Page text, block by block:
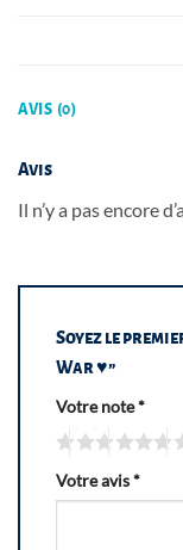
AVIS (0)
Avis
Il n’y a pas encore
Soyez le
War ♥”
Votre note*
Votre avis*